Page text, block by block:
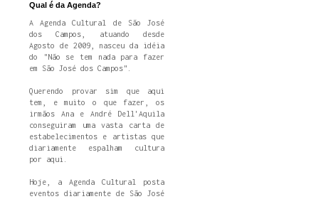
Qual é da Agenda?
A Agenda Cultural de São José
dos Campos, atuando desde
Agosto de 2009, nasceu da idéia
do "Não se tem nada para fazer
em São José dos Campos".
Querendo provar sim que aqui
tem, e muito o que fazer, os
irmãos Ana e André Dell'Aquila
conseguiram uma vasta carta de
estabelecimentos e artistas que
diariamente espalham cultura
por aqui.
Hoje, a Agenda Cultural posta
eventos diariamente de São José